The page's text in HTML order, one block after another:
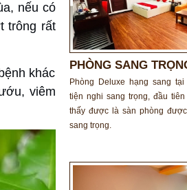
nếu có
trông rất
khác
viêm
PHÒNG SANG
ĐÔI
Phòng Deluxe hạng sang
tiện nghi sang trọng, đầu
thấy được là sàn phòng
sang trọng.